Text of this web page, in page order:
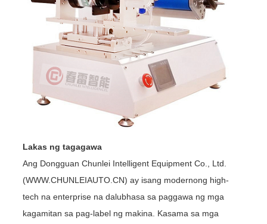
Lakas ng tagagawa
Ang Dongguan Chunlei Intelligent Equipment Co., Ltd.
(WWW.CHUNLEIAUTO.CN) ay isang modernong high-
tech na enterprise na dalubhasa sa paggawa ng mga
kagamitan sa pag-label ng makina. Kasama sa mga